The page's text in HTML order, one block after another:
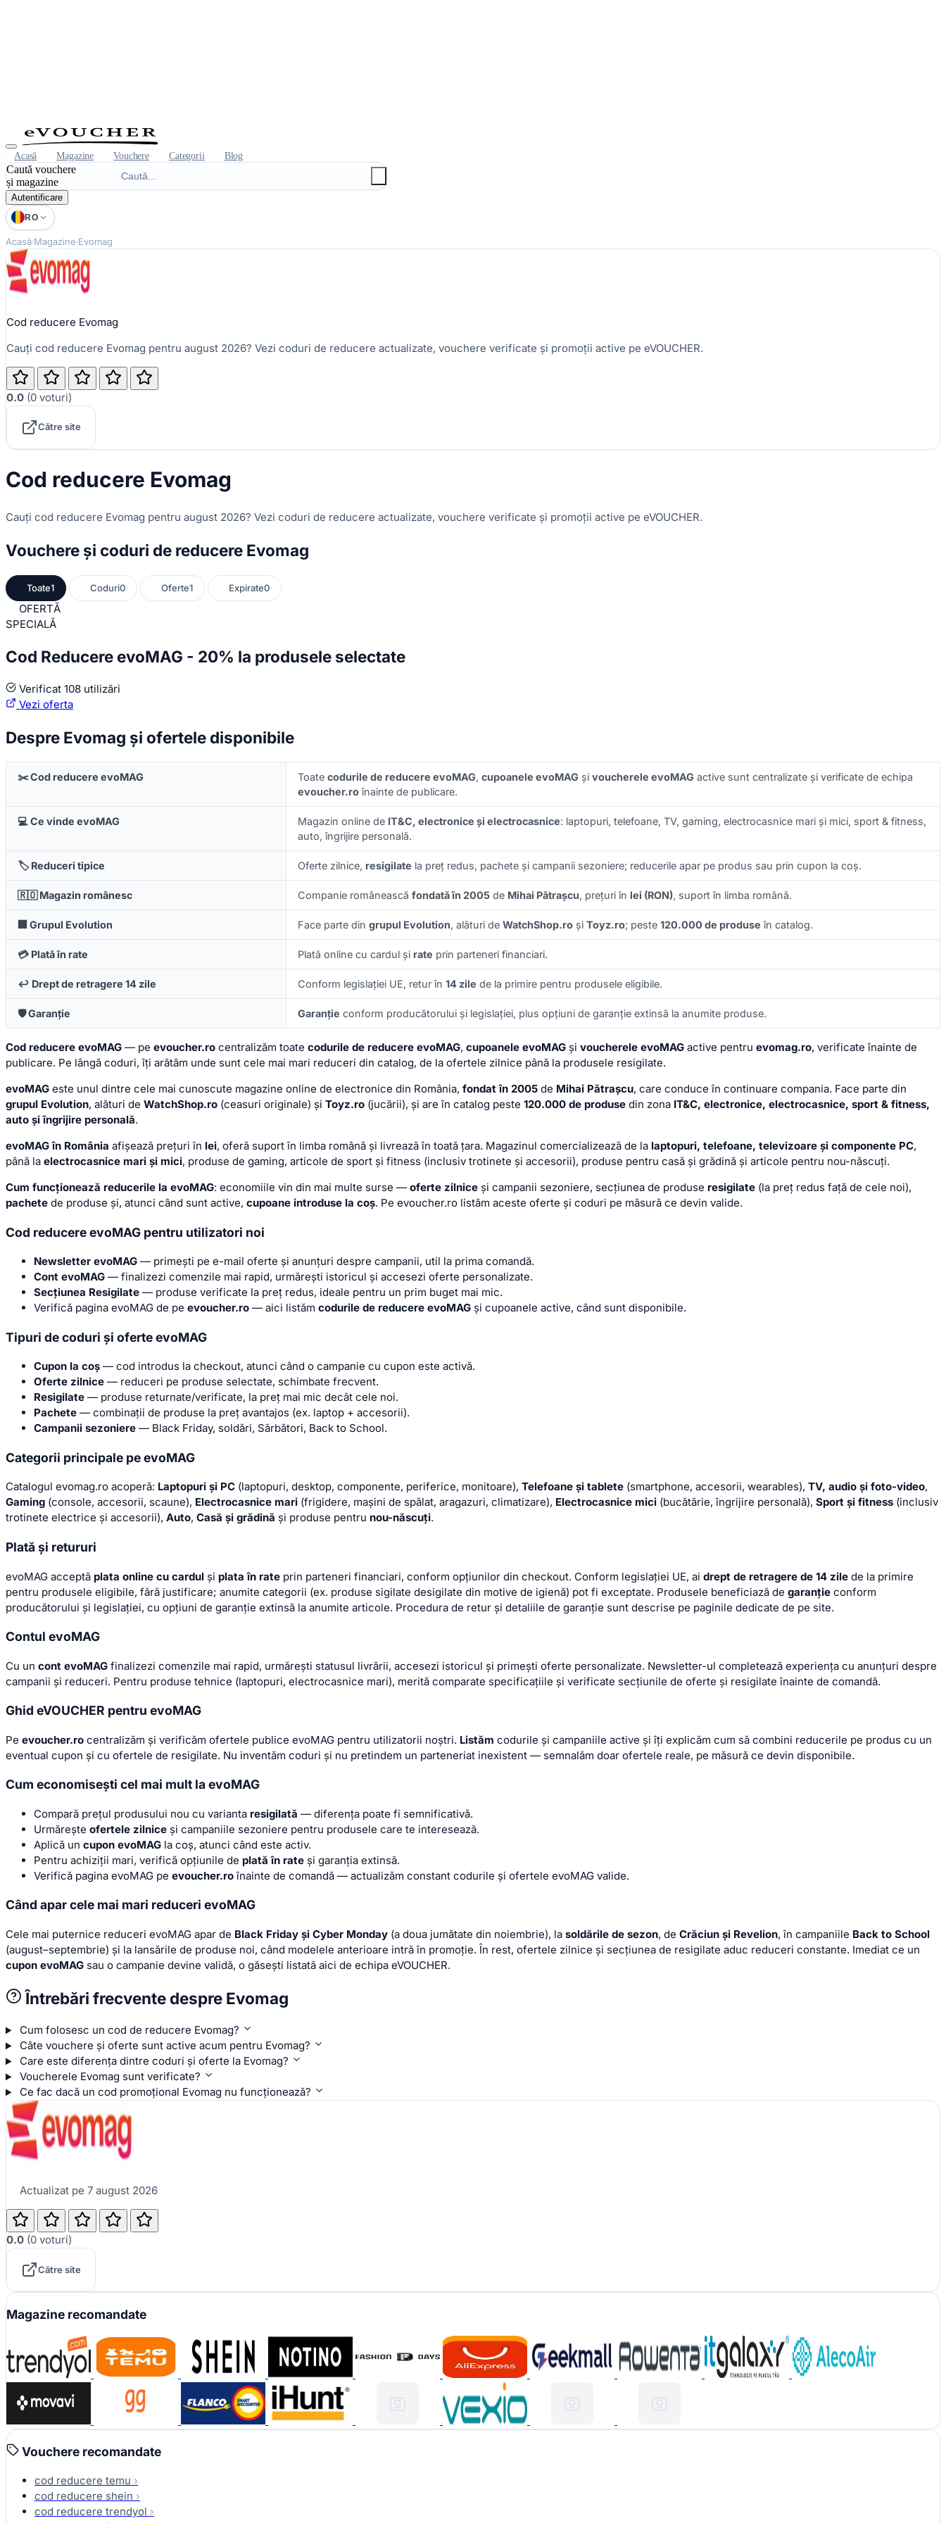
Acasă Magazine Vouchere Categorii Blog
Caută vouchere
și magazine
Autentificare
RO
Acasă Magazine Evomag
Cod reducere Evomag
Cauți cod reducere Evomag pentru august 2026? Vezi coduri de reducere actualizate, vouchere verificate și promoții active pe eVOUCHER.
0.0 (0 voturi)
Către site
Cod reducere Evomag
Cauți cod reducere Evomag pentru august 2026? Vezi coduri de reducere actualizate, vouchere verificate și promoții active pe eVOUCHER.
Vouchere și coduri de reducere Evomag
Toate1 Coduri0 Oferte1 Expirate0
OFERTĂ
SPECIALĂ
Cod Reducere evoMAG - 20% la produsele selectate
Verificat 108 utilizări
Vezi oferta
Despre Evomag și ofertele disponibile
✂️ Cod reducere evoMAG Toate codurile de reducere evoMAG, cupoanele evoMAG și voucherele evoMAG active sunt centralizate și verificate de echipa
evoucher.roînainte de publicare.
💻 Ce vinde evoMAG Magazin online de IT&C, electronice și electrocasnice: laptopuri, telefoane, TV, gaming, electrocasnice mari și mici, sport & fitness,
auto, îngrijire personală.
🏷️ Reduceri tipice Oferte zilnice, resigilate la preț redus, pachete și campanii sezoniere; reducerile apar pe produs sau prin cupon la coș.
🇷🇴 Magazin românesc Companie românească fondată în 2005 de Mihai Pătrașcu, prețuri în lei (RON), suport în limba română.
🏢 Grupul Evolution Face parte din grupul Evolution, alături de WatchShop.ro și Toyz.ro; peste 120.000 de produse în catalog.
💳 Plată în rate Plată online cu cardul și rate prin parteneri financiari.
↩️ Drept de retragere 14 zile Conform legislației UE, retur în 14 zile de la primire pentru produsele eligibile.
🛡️ Garanție Garanție conform producătorului și legislației, plus opțiuni de garanție extinsă la anumite produse.
Cod reducere evoMAG — pe evoucher.ro centralizăm toate codurile de reducere evoMAG, cupoanele evoMAG și voucherele evoMAG active pentru evomag.ro, verificate înainte de
publicare. Pe lângă coduri, îți arătăm unde sunt cele mai mari reduceri din catalog, de la ofertele zilnice până la produsele resigilate.
evoMAG este unul dintre cele mai cunoscute magazine online de electronice din România, fondat în 2005 de Mihai Pătrașcu, care conduce în continuare compania. Face parte din
grupul Evolution, alături de WatchShop.ro (ceasuri originale) și Toyz.ro (jucării), și are în catalog peste 120.000 de produse din zona IT&C, electronice, electrocasnice, sport & fitness,
auto și îngrijire personală.
evoMAG în România afișează prețuri în lei, oferă suport în limba română și livrează în toată țara. Magazinul comercializează de la laptopuri, telefoane, televizoare și componente PC,
până la electrocasnice mari și mici, produse de gaming, articole de sport și fitness (inclusiv trotinete și accesorii), produse pentru casă și grădină și articole pentru nou-născuți.
Cum funcționează reducerile la evoMAG: economiile vin din mai multe surse — oferte zilnice și campanii sezoniere, secțiunea de produse resigilate (la preț redus față de cele noi),
pachete de produse și, atunci când sunt active, cupoane introduse la coș. Pe evoucher.ro listăm aceste oferte și coduri pe măsură ce devin valide.
Cod reducere evoMAG pentru utilizatori noi
Newsletter evoMAG — primești pe e-mail oferte și anunțuri despre campanii, util la prima comandă.
Cont evoMAG — finalizezi comenzile mai rapid, urmărești istoricul și accesezi oferte personalizate.
Secțiunea Resigilate — produse verificate la preț redus, ideale pentru un prim buget mai mic.
Verifică pagina evoMAG de pe evoucher.ro — aici listăm codurile de reducere evoMAG și cupoanele active, când sunt disponibile.
Tipuri de coduri și oferte evoMAG
Cupon la coș — cod introdus la checkout, atunci când o campanie cu cupon este activă.
Oferte zilnice — reduceri pe produse selectate, schimbate frecvent.
Resigilate — produse returnate/verificate, la preț mai mic decât cele noi.
Pachete — combinații de produse la preț avantajos (ex. laptop + accesorii).
Campanii sezoniere — Black Friday, soldări, Sărbători, Back to School.
Categorii principale pe evoMAG
Catalogul evomag.ro acoperă: Laptopuri și PC (laptopuri, desktop, componente, periferice, monitoare), Telefoane și tablete (smartphone, accesorii, wearables), TV, audio și foto-video,
Gaming (console, accesorii, scaune), Electrocasnice mari (frigidere, mașini de spălat, aragazuri, climatizare), Electrocasnice mici (bucătărie, îngrijire personală), Sport și fitness (inclusiv
trotinete electrice și accesorii), Auto, Casă și grădină și produse pentru nou-născuți.
Plată și retururi
evoMAG acceptă plata online cu cardul și plata în rate prin parteneri financiari, conform opțiunilor din checkout. Conform legislației UE, ai drept de retragere de 14 zile de la primire
pentru produsele eligibile, fără justificare; anumite categorii (ex. produse sigilate desigilate din motive de igienă) pot fi exceptate. Produsele beneficiază de garanție conform
producătorului și legislației, cu opțiuni de garanție extinsă la anumite articole. Procedura de retur și detaliile de garanție sunt descrise pe paginile dedicate de pe site.
Contul evoMAG
Cu un cont evoMAG finalizezi comenzile mai rapid, urmărești statusul livrării, accesezi istoricul și primești oferte personalizate. Newsletter-ul completează experiența cu anunțuri despre
campanii și reduceri. Pentru produse tehnice (laptopuri, electrocasnice mari), merită comparate specificațiile și verificate secțiunile de oferte și resigilate înainte de comandă.
Ghid eVOUCHER pentru evoMAG
Pe evoucher.ro centralizăm și verificăm ofertele publice evoMAG pentru utilizatorii noștri. Listăm codurile și campaniile active și îți explicăm cum să combini reducerile pe produs cu un
eventual cupon și cu ofertele de resigilate. Nu inventăm coduri și nu pretindem un parteneriat inexistent — semnalăm doar ofertele reale, pe măsură ce devin disponibile.
Cum economisești cel mai mult la evoMAG
Compară prețul produsului nou cu varianta resigilată — diferența poate fi semnificativă.
Urmărește ofertele zilnice și campaniile sezoniere pentru produsele care te interesează.
Aplică un cupon evoMAG la coș, atunci când este activ.
Pentru achiziții mari, verifică opțiunile de plată în rate și garanția extinsă.
Verifică pagina evoMAG pe evoucher.roînainte de comandă — actualizăm constant codurile și ofertele evoMAG valide.
Când apar cele mai mari reduceri evoMAG
Cele mai puternice reduceri evoMAG apar de Black Friday și Cyber Monday (a doua jumătate din noiembrie), la soldările de sezon, de Crăciun și Revelion, în campaniile Back to School
(august–septembrie) și la lansările de produse noi, când modelele anterioare intră în promoție. În rest, ofertele zilnice și secțiunea de resigilate aduc reduceri constante. Imediat ce un
cupon evoMAG sau o campanie devine validă, o găsești listată aici de echipa eVOUCHER.
Întrebări frecvente despre Evomag
Cum folosesc un cod de reducere Evomag?
Câte vouchere și oferte sunt active acum pentru Evomag?
Care este diferența dintre coduri și oferte la Evomag?
Voucherele Evomag sunt verificate?
Ce fac dacă un cod promoțional Evomag nu funcționează?
Actualizat pe 7 august 2026
0.0 (0 voturi)
Către site
Magazine recomandate
Vouchere recomandate
cod reducere temu ›
cod reducere shein ›
cod reducere trendyol ›